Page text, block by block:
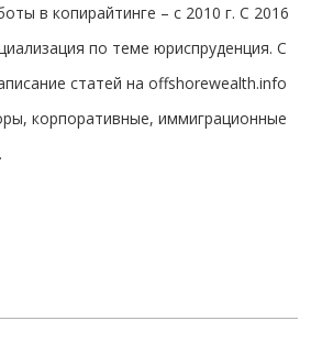
в копирайтинге – с 2010 г. С 2016
по теме юриспруденция. С
статей на offshorewealth.info
корпоративные, иммиграционные